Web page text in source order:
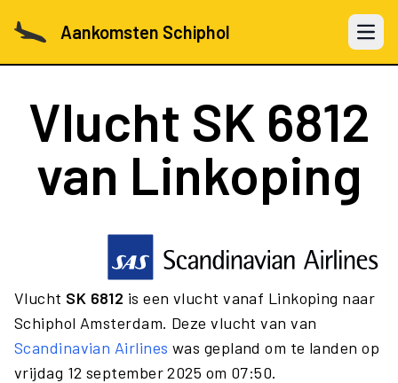
Aankomsten Schiphol Open
Vlucht SK 6812
van Linkoping
Vlucht SK 6812 is een vlucht vanaf Linkoping naar
Schiphol Amsterdam. Deze vlucht van van
Scandinavian Airlines was gepland om te landen op
vrijdag 12 september 2025 om 07:50.